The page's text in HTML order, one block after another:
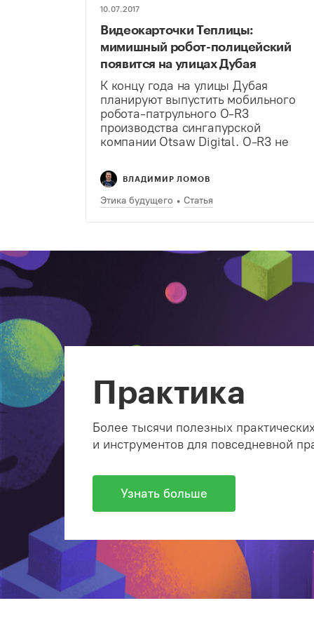
10.07.2017
Видеокарточки Теплицы:
мимишный робот-полицейский
появится на улицах Дубая
К концу года на улицы Дубая
планируют выпустить мобильного
робота-патрульного O-R3
производства сингапурской
компании Otsaw Digital. O-R3 не
преступников и брать взятки, но
очень хорошо умеет следить за
ситуацией. Из снаряжения:
обычная и термальная камера,
ВЛАДИМИР ЛОМОВ
Этика будущего Статья
Практика
Более тысячи полезных
и инструментов для повседневной
Узнать больше